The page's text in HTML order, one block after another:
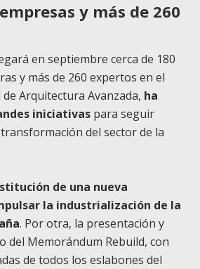
y más de 260
en septiembre cerca de 180
y más de 260 expertos en el
Arquitectura Avanzada, ha
iniciativas para seguir
del sector de la
de una nueva
la industrialización de la
. Por otra, la presentación y
del Memorándum Rebuild, con
de todos los eslabones del